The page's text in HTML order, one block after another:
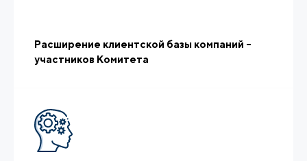
Расширение клиентской базы компаний –
участников Комитета